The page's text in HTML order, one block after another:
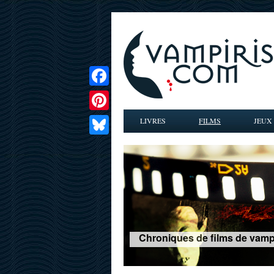
LIVRES FILMS JEUX
Chroniques de films de
Facebook
Pinterest
Bluesky